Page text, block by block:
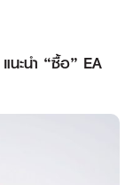
นะนำ “ซื้อ” EA